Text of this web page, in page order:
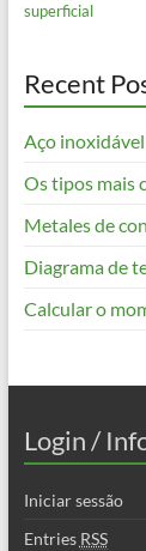
superficial
Recent
Aço
Os tipos mais
Metales de
Diagrama de
Calcular o
Login /
Iniciar sessão
Entries RSS